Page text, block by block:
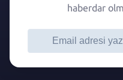
haberdar